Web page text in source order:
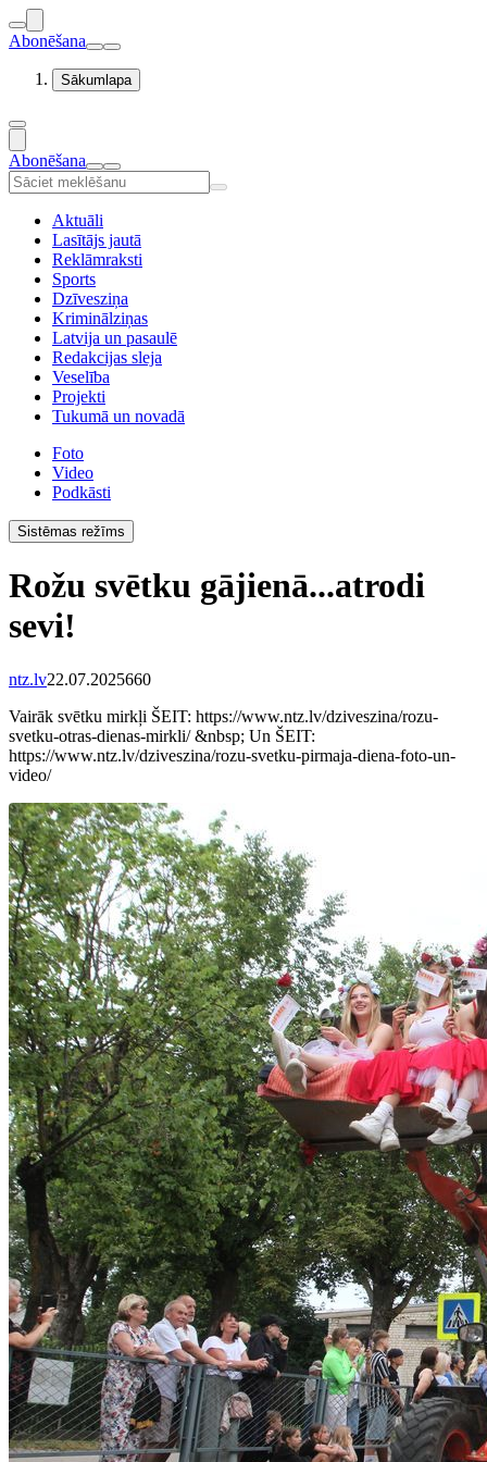
Abonēšana
Sākumlapa
Abonēšana
Aktuāli
Lasītājs jautā
Reklāmraksti
Sports
Dzīvesziņa
Kriminālziņas
Latvija un pasaulē
Redakcijas sleja
Veselība
Projekti
Tukumā un novadā
Foto
Video
Podkāsti
Sistēmas režīms
Rožu svētku gājienā...atrodi
sevi!
ntz.lv22.07.2025660
Vairāk svētku mirkļi ŠEIT: https://www.ntz.lv/dziveszina/rozu-
svetku-otras-dienas-mirkli/ &nbsp; Un ŠEIT:
https://www.ntz.lv/dziveszina/rozu-svetku-pirmaja-diena-foto-un-
video/